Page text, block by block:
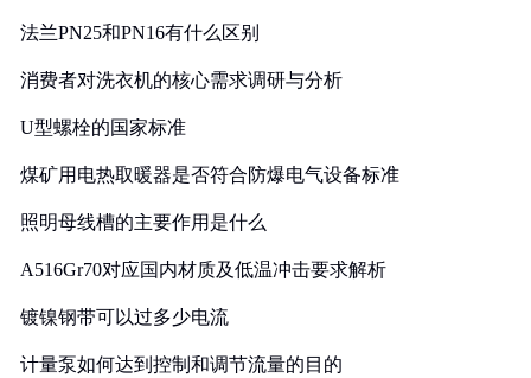
法兰PN25和PN16有什么区别
消费者对洗衣机的核心需求调研与分析
U型螺栓的国家标准
煤矿用电热取暖器是否符合防爆电气设备标准
照明母线槽的主要作用是什么
A516Gr70对应国内材质及低温冲击要求解析
镀镍钢带可以过多少电流
计量泵如何达到控制和调节流量的目的